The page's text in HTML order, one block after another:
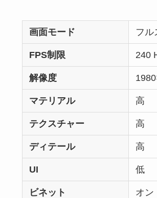
画面モード フル
FPS制限 240
解像度
マテリアル 高
テクスチャー 高
ディテール 高
UI 低
ビネット オン